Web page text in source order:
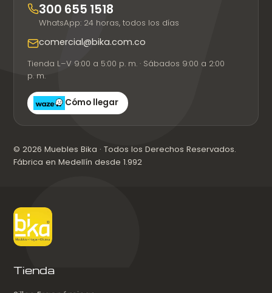
300 655 1518
WhatsApp: 24 horas, todos los días
comercial@bika.com.co
Tienda L–V 9:00 a 5:00 p. m. · Sábados 9:00 a 2:00
p. m.
Cómo llegar
© 2026 Muebles Bika · Todos los Derechos Reservados.
Fábrica en Medellín desde 1.992
Tienda